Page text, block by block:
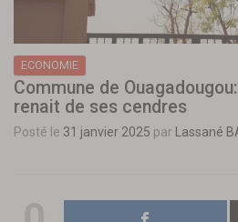
ECONOMIE
Commune de
renait de ses cendres
Posté le 31 janvier 2025 par
Lassané